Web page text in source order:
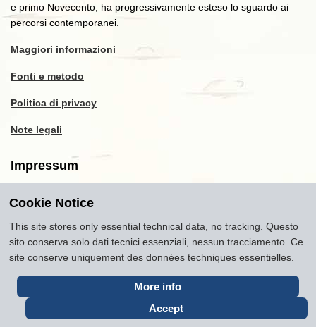
e primo Novecento, ha progressivamente esteso lo sguardo ai
percorsi contemporanei.
Maggiori informazioni
Fonti e metodo
Politica di privacy
Note legali
Impressum
Copyright2016-2026
museumoftravel.org"
InfoDeveloped bywww.rhpositive.net. IconsFont Awesome.
Translations Openai ChatGPT. Images Midjourney and ChatGPT,
unless otherwise specified
Cookie Notice
This site stores only essential technical data, no tracking. Questo
sito conserva solo dati tecnici essenziali, nessun tracciamento. Ce
site conserve uniquement des données techniques essentielles.
More info
Accept